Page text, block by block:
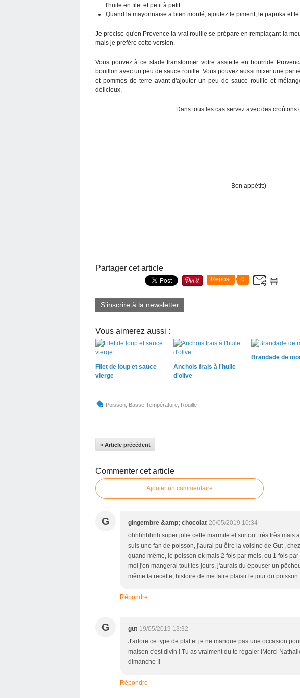
l'huile en filet et petit à petit.
Quand la mayonnaise a bien monté, ajoutez le piment, le paprika et
Je précise qu'en Provence la vrai rouille se prépare en remplaçant la
mais je préfère cette version.
Vous pouvez à ce stade transformer votre assiette en bourride
bouillon avec un peu de sauce rouille. Vous pouvez aussi mixer une
et pommes de terre avant d'ajouter un peu de sauce rouille et
délicieux.
Dans tous les cas servez avec des croûtons
Bon appétit:)
Partager cet article
Repost 0
S'inscrire à la newsletter
Vous aimerez aussi :
Filet de loup et sauce
vierge
Anchois frais à l'huile
d'olive
Brandade de
Poisson Basse Température Rouille
« Article précédent
Commenter cet article
Ajouter un commentaire
G gingembre &amp; chocolat 20/05/2019 10:34
ohhhhhhhh super jolie cette marmite et surtout très très mais
suis une fan de poisson, j'aurai pu être la voisine de Gut ,
quand même, le poisson ok mais 2 fois par mois, ou 1 fois
moi j'en mangerai tout les jours, j'aurais du épouser un
même ta recette, histoire de me faire plaisir le jour du poisson
Répondre
G gut 19/05/2019 13:32
J'adore ce type de plat et je ne manque pas une occasion
maison c'est divin ! Tu as vraiment du te régaler !Merci
dimanche !!
Répondre